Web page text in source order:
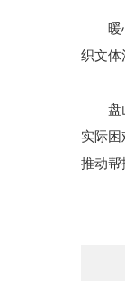
暖心
织文体
盘山
实际
推动帮